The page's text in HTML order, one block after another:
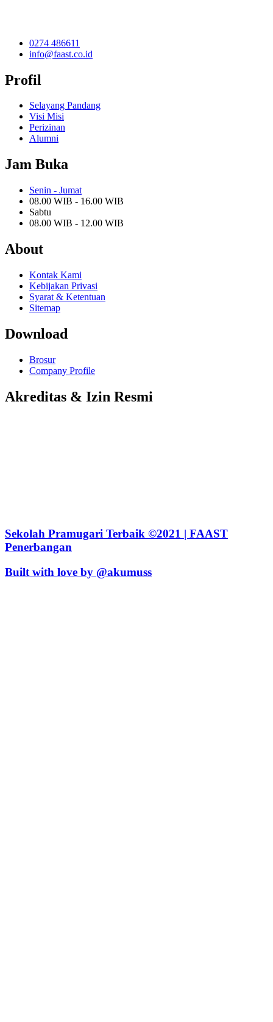
0274 486611
info@faast.co.id
Profil
Selayang Pandang
Visi Misi
Perizinan
Alumni
Jam Buka
Senin - Jumat
08.00 WIB - 16.00 WIB
Sabtu
08.00 WIB - 12.00 WIB
About
Kontak Kami
Kebijakan Privasi
Syarat & Ketentuan
Sitemap
Download
Brosur
Company Profile
Akreditas & Izin Resmi
Sekolah Pramugari Terbaik ©2021 | FAAST
Penerbangan
Built with love by @akumuss